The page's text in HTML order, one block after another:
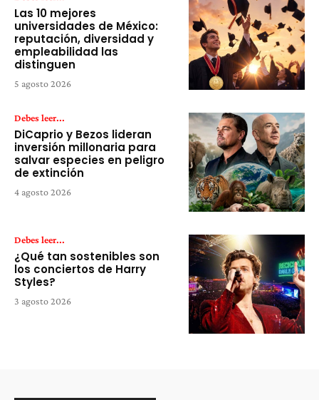
Las 10 mejores
universidades de México:
reputación, diversidad y
empleabilidad las
distinguen
5 agosto 2026
Debes leer...
DiCaprio y Bezos lideran
inversión millonaria para
salvar especies en peligro
de extinción
4 agosto 2026
Debes leer...
¿Qué tan sostenibles son
los conciertos de Harry
Styles?
3 agosto 2026